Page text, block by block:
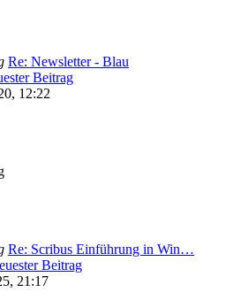
Re: Newsletter - Blau
Beitrag
12:22
Re: Scribus Einführung in Win…
Beitrag
21:17